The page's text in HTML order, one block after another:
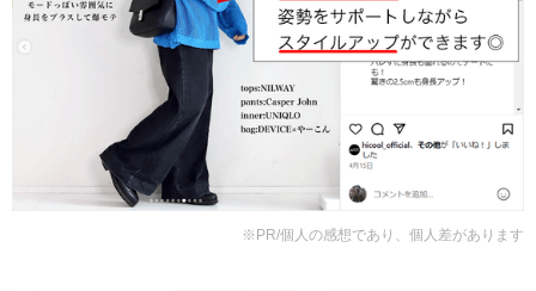
※PR/個人の感想であり、個人差があります